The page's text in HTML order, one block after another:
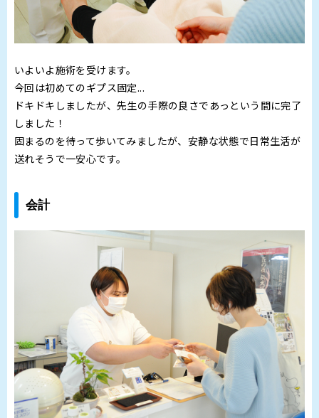
いよいよ施術を受けます。
今回は初めてのギプス固定...
ドキドキしましたが、先生の手際の良さであっという間に完了
しました！
固まるのを待って歩いてみましたが、安静な状態で日常生活が
送れそうで一安心です。
会計